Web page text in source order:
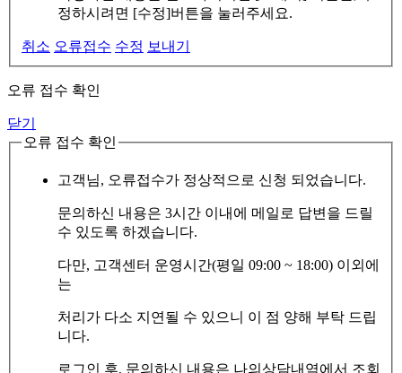
정하시려면 [수정]버튼을 눌러주세요.
취소 오류접수 수정 보내기
오류 접수 확인
닫기
오류 접수 확인
고객님, 오류접수가 정상적으로 신청 되었습니다.
문의하신 내용은 3시간 이내에 메일로 답변을 드릴
수 있도록 하겠습니다.
다만, 고객센터 운영시간(평일 09:00 ~ 18:00) 이외에
는
처리가 다소 지연될 수 있으니 이 점 양해 부탁 드립
니다.
로그인 후, 문의하신 내용은 나의상담내역에서 조회